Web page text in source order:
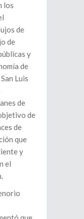
los
de
de
y
de
Luis
de
de
de
que
y
el